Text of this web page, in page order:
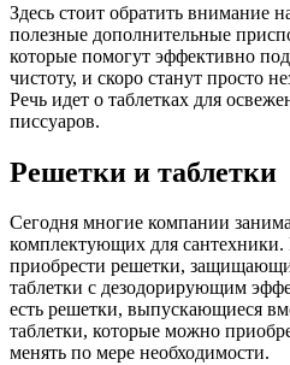
Здесь стоит обратить внимание
полезные дополнительные
которые помогут эффективно
чистоту, и скоро станут просто
Речь идет о таблетках для
писсуаров.
Решетки и таблетки
Сегодня многие компании
комплектующих для
приобрести решетки,
таблетки с дезодорирующим
есть решетки, выпускающиеся
таблетки, которые можно
менять по мере необходимости.